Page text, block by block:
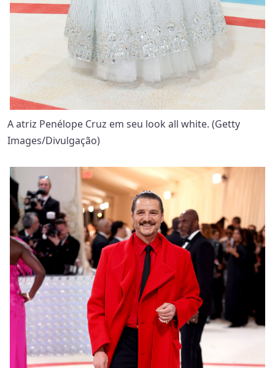
A atriz Penélope Cruz em seu look all white. (Getty
Images/Divulgação)